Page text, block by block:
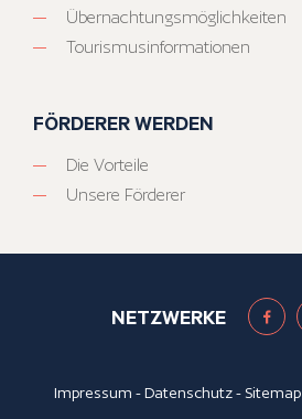
Übernachtungsmöglichkeiten
Tourismusinformationen
FÖRDERER WERDEN
Die Vorteile
Unsere Förderer
NETZWERKE
Impressum -Datenschutz- Sitemap